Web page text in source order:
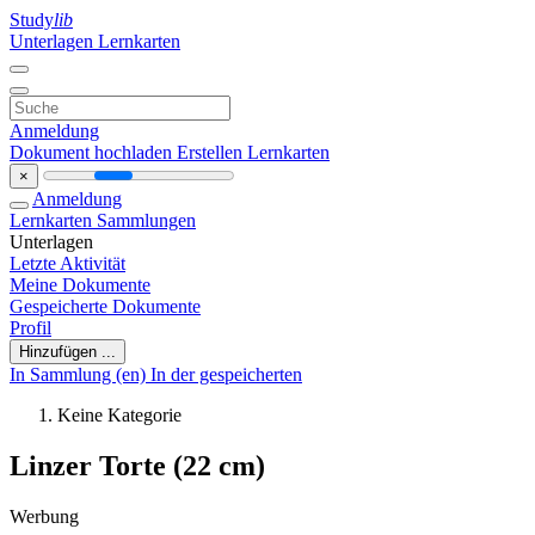
Studylib
Unterlagen Lernkarten
Anmeldung
Dokument hochladen Erstellen Lernkarten
×
Anmeldung
Lernkarten Sammlungen
Unterlagen
Letzte Aktivität
Meine Dokumente
Gespeicherte Dokumente
Profil
Hinzufügen ...
In Sammlung (en) In der gespeicherten
Keine Kategorie
Linzer Torte (22 cm)
Werbung